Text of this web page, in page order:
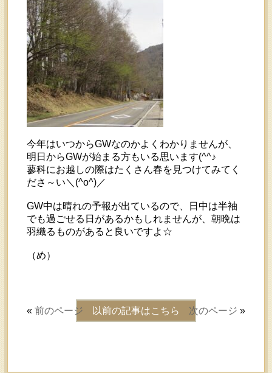
今年はいつからGWなのかよくわかりませんが、
明日からGWが始まる方もいる思います(^^♪
蓼科にお越しの際はたくさん春を見つけてみてく
ださ～い＼(^o^)／
GW中は晴れの予報が出ているので、日中は半袖
でも過ごせる日があるかもしれませんが、朝晩は
羽織るものがあると良いですよ☆
（め）
« 前のページ 次のページ »
以前の記事はこちら